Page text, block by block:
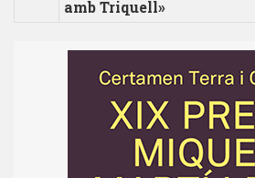
amb Triquell»